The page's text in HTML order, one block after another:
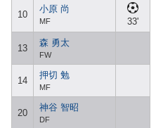
10
小原 尚
MF 33'
13
森 勇太
FW
14
押切 勉
MF
20
神谷 智昭
DF